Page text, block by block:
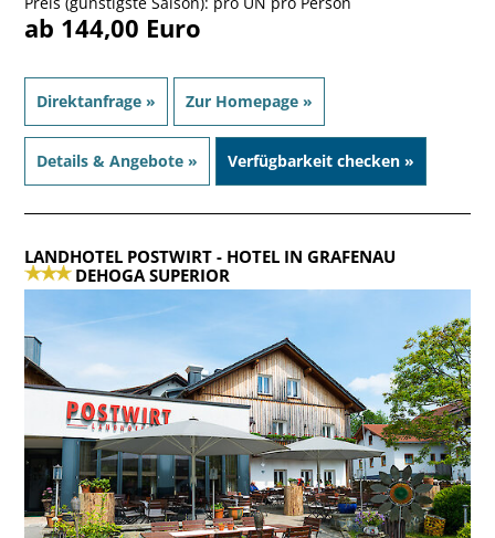
ab 144,00 Euro
Direktanfrage » Zur Homepage »
Details & Angebote » Verfügbarkeit checken »
LANDHOTEL POSTWIRT- HOTEL IN GRAFENAU
DEHOGA SUPERIOR